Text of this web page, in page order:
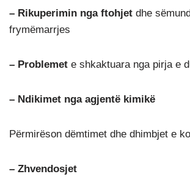
– Rikuperimin nga ftohjet dhe
frymëmarrjes
– Problemet e shkaktuara nga pirja e
– Ndikimet nga agjentë kimikë
Përmirëson dëmtimet dhe dhimbjet e
– Zhvendosjet